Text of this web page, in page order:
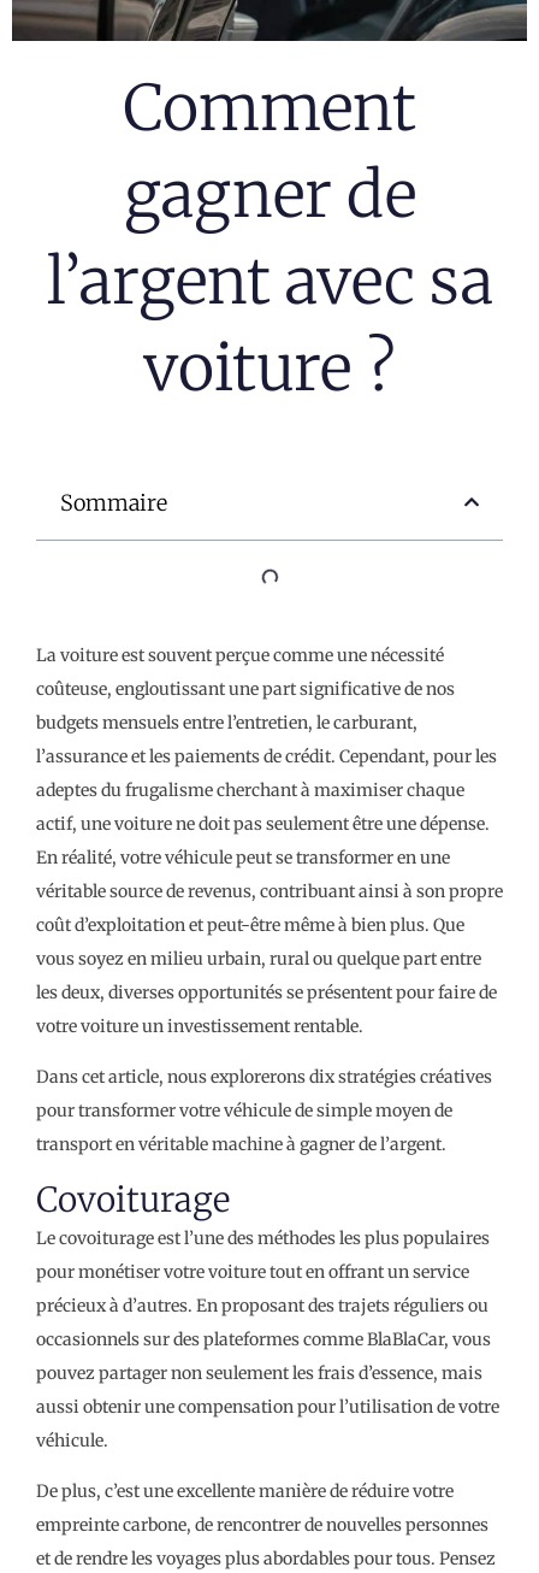
Comment
gagner de
l’argent avec sa
voiture ?
Sommaire
La voiture est souvent perçue comme une nécessité
coûteuse, engloutissant une part significative de nos
budgets mensuels entre l’entretien, le carburant,
l’assurance et les paiements de crédit. Cependant, pour les
adeptes du frugalisme cherchant à maximiser chaque
actif, une voiture ne doit pas seulement être une dépense.
En réalité, votre véhicule peut se transformer en une
véritable source de revenus, contribuant ainsi à son propre
coût d’exploitation et peut-être même à bien plus. Que
vous soyez en milieu urbain, rural ou quelque part entre
les deux, diverses opportunités se présentent pour faire de
votre voiture un investissement rentable.
Dans cet article, nous explorerons dix stratégies créatives
pour transformer votre véhicule de simple moyen de
transport en véritable machine à gagner de l’argent.
Covoiturage
Le covoiturage est l’une des méthodes les plus populaires
pour monétiser votre voiture tout en offrant un service
précieux à d’autres. En proposant des trajets réguliers ou
occasionnels sur des plateformes comme BlaBlaCar, vous
pouvez partager non seulement les frais d’essence, mais
aussi obtenir une compensation pour l’utilisation de votre
véhicule.
De plus, c’est une excellente manière de réduire votre
empreinte carbone, de rencontrer de nouvelles personnes
et de rendre les voyages plus abordables pour tous. Pensez